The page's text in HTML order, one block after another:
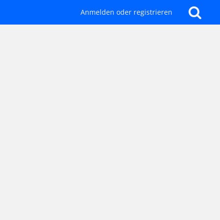
Anmelden oder registrieren